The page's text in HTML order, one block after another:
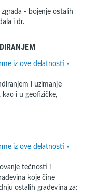
- bojenje ostalih
i dr.
iz ove delatnosti »
i uzimanje
kao i u geofizičke,
iz ove delatnosti »
tečnosti i
koje čine
ostalih građevina za: